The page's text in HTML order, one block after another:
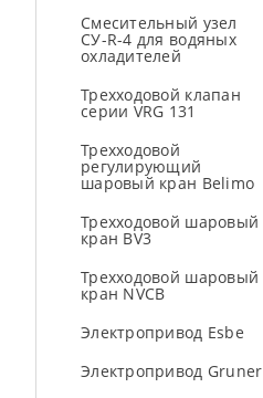
Смесительный узел
СУ-R-4 для водяных
охладителей
Трехходовой клапан
серии VRG 131
Трехходовой
регулирующий
шаровый кран Belimo
Трехходовой шаровый
кран BV3
Трехходовой шаровый
кран NVCB
Электропривод Esbe
Электропривод Gruner